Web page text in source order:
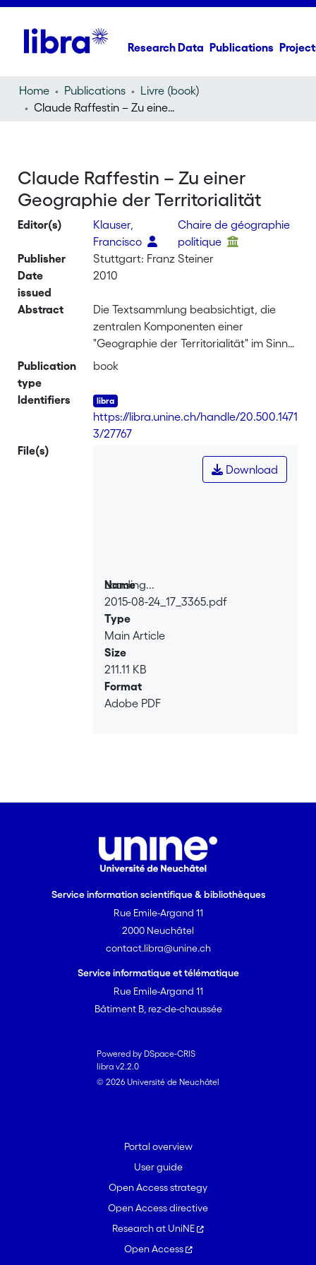
Research Data Publications
Home Publications
Livre (book)
Claude Raffestin – Zu einer Geographie der Territorialität
Claude Raffestin – Zu einer
Geographie der Territorialität
Editor(s)
Klauser,
Francisco
Chaire de géographie
politique
Publisher
Stuttgart: Franz Steiner
Date
issued
2010
Abstract
Die Textsammlung beabsichtigt, die
zentralen Komponenten einer
"Geographie der Territorialität" im Sinne
Claude Raffestins zusammenzuführen
zugänglich zu machen. Daraus eröffnet
sich nicht nur eine neue Sichtweise auf
das Konzept der Territorialität als
Betrachtungsprogramm zur
Räumlichkeit sozialer Existenz. Die
Publication
type
book
Identifiers
https://libra.unine.ch/handle/20.500.1471
3/27767
File(s)
Loading...
Loading...
Download
Name
2015-08-24_17_3365.pdf
Type
Main Article
Size
211.11 KB
Format
Adobe PDF
Service information scientifique & bibliothèques
Rue Emile-Argand 11
2000 Neuchâtel
contact.libra@unine.ch
Service informatique et télématique
Rue Emile-Argand 11
Bâtiment B, rez-de-chaussée
Powered by DSpace-CRIS
libra v2.2.0
© 2026 Université de Neuchâtel
Portal overview
User guide
Open Access strategy
Open Access directive
Research at UniNE
Open Access